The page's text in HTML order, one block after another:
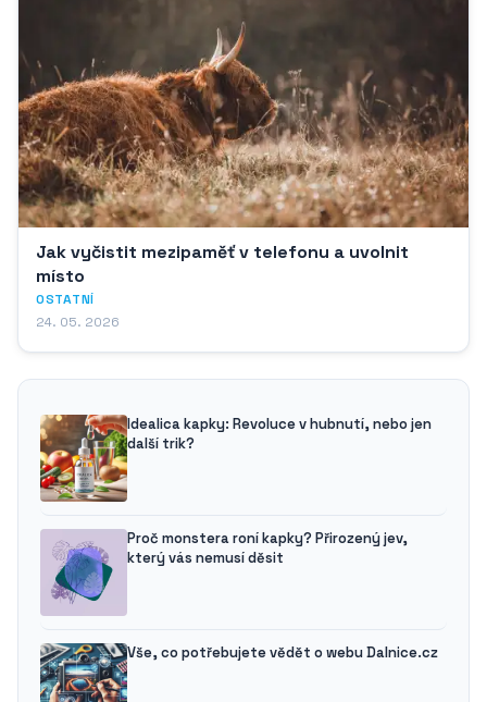
Jak vyčistit mezipaměť v telefonu a uvolnit
místo
OSTATNÍ
24. 05. 2026
Idealica kapky: Revoluce v hubnutí, nebo jen
další trik?
Proč monstera roní kapky? Přirozený jev,
který vás nemusí děsit
Vše, co potřebujete vědět o webu Dalnice.cz